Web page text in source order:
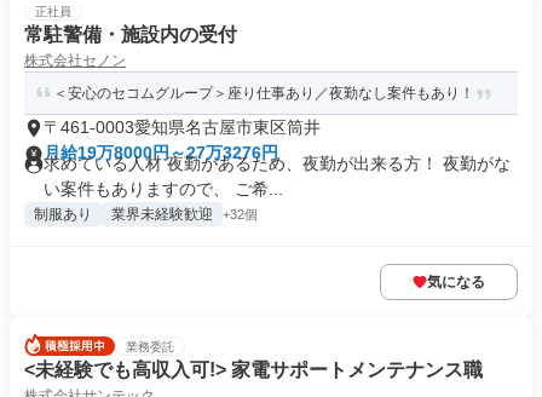
正社員
常駐警備・施設内の受付
株式会社セノン
＜安心のセコムグループ＞座り仕事あり／夜勤なし案件もあり！
〒461-0003愛知県名古屋市東区筒井
月給19万8000円～27万3276円
求めている人材 夜勤があるため、夜勤が出来る方！ 夜勤がな
い案件もありますので、 ご希...
制服あり 業界未経験歓迎 +32個
気になる
業務委託
<未経験でも高収入可!> 家電サポートメンテナンス職